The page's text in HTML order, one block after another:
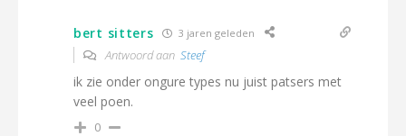
bert sitters 3 jaren geleden
Antwoord aan Steef
ik zie onder ongure types nu juist patsers met
veel poen.
0